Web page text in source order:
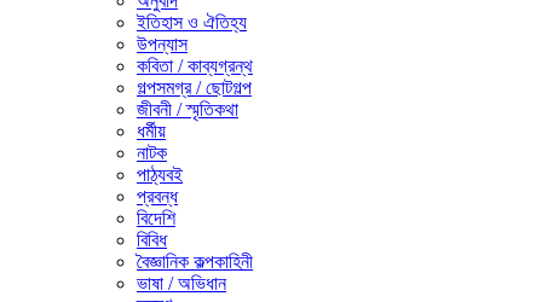
ইতিহাস ও ঐতিহ্য
উপন্যাস
কবিতা / কাব্যগ্রন্থ
গল্পসমগ্র / ছোটগল্প
জীবনী / স্মৃতিকথা
ধর্মীয়
নাটক
পাঠ্যবই
প্রবন্ধ
বিদেশি
বিবিধ
বৈজ্ঞানিক কল্পকাহিনী
ভাষা / অভিধান